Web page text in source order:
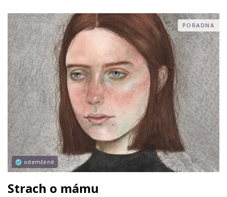
odemčené
PORADNA
Strach o mámu